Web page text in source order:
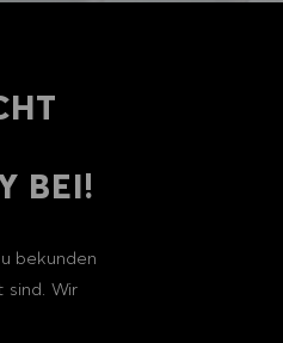
BEI!
bekunden
sind. Wir